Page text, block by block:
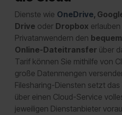
Dienste wie OneDrive,
Drive oder Dropbox
Privatanwendern den
Online-Dateitransfer über
Tarif können Sie mithilfe von
große Datenmengen
Filesharing-Diensten setzt
über einen Cloud-Service
jeweiligen Dienstanbieter